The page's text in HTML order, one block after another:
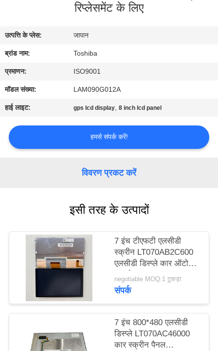
भ्रमण
गुणवत्ता
नियंत्रण
संपर्क
करें
समाचार
विनती
साइटमैप
PRIVACY
POLICY
रिप्लेसमेंट के लिए
उत्पत्ति के प्लेस: जापान
ब्रांड नाम: Toshiba
प्रमाणन: ISO9001
मॉडल संख्या: LAM090G012A
हाई लाइट: gps lcd display,8 inch lcd panel
हमसे संपर्क करें!
विवरण प्रकट करें
इसी तरह के उत्पादों
7 इंच टीएफटी एलसीडी
स्क्रीन LT070AB2C600
एलसीडी डिस्प्ले कार ऑटो
पार्ट्स
negotiable MOQ:1 टुकड़ा
संपर्क
7 इंच 800*480 एलसीडी
डिस्प्ले LT070AC46000
कार स्क्रीन पैनल